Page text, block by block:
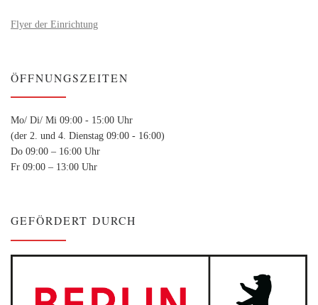
Flyer der Einrichtung
ÖFFNUNGSZEITEN
Mo/ Di/ Mi 09:00 - 15:00 Uhr
(der 2. und 4. Dienstag 09:00 - 16:00)
Do 09:00 – 16:00 Uhr
Fr 09:00 – 13:00 Uhr
GEFÖRDERT DURCH